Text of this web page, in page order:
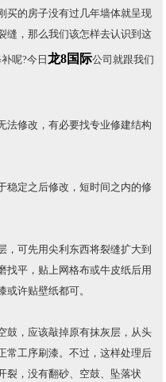
的房子没有过几年墙体就呈现
缝，那么我们该怎样去认识到这
呢?今日龙8国际公司就跟我们
修改，有必要找专业修建结构
定之后修改，短时间之内的修
可先用尖利东西将裂缝扩大到
找平，贴上网格布或牛皮纸后用
许贴壁纸都可。
，应该敲掉原有抹灰层，从头
常工序刷漆。不过，这样处理后
裂，没有翻砂、空鼓、坠落状